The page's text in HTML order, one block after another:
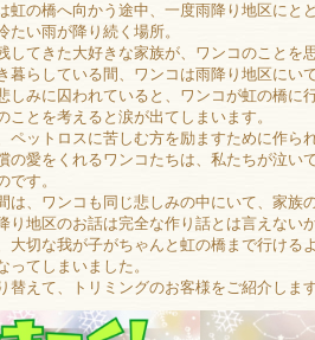
虹の橋へ向かう途中、一度雨降り地区にと
たい雨が降り続く場所。
してきた大好きな家族が、ワンコのことを
暮らしている間、ワンコは雨降り地区にい
しみに囚われていると、ワンコが虹の橋に
ことを考えると涙が出てしまいます。
ペットロスに苦しむ方を励ますために作ら
の愛をくれるワンコたちは、私たちが泣い
です。
は、ワンコも同じ悲しみの中にいて、家族
り地区のお話は完全な作り話とは言えない
大切な我が子がちゃんと虹の橋まで行ける
ってしまいました。
替えて、トリミングのお客様をご紹介しま